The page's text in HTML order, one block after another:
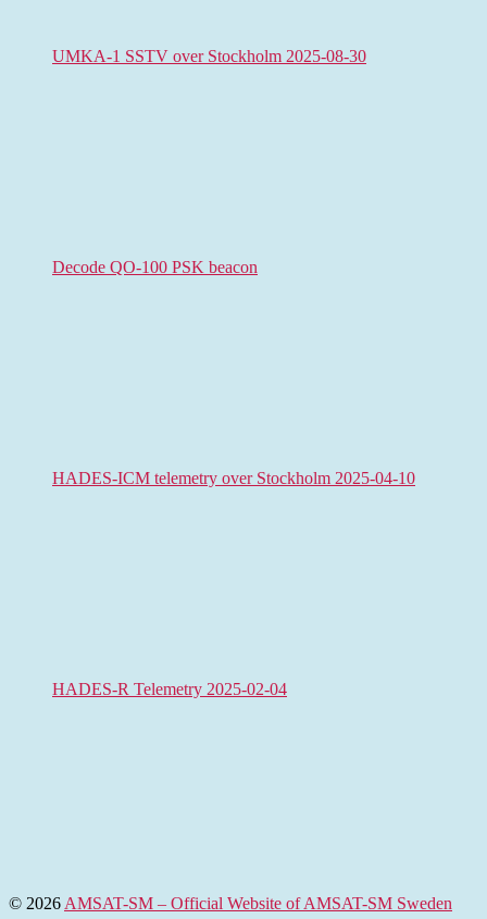
UMKA-1 SSTV over Stockholm 2025-08-30
Decode QO-100 PSK beacon
HADES-ICM telemetry over Stockholm 2025-04-10
HADES-R Telemetry 2025-02-04
© 2026AMSAT-SM – Official Website of AMSAT-SM Sweden